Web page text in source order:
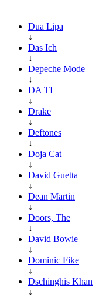
Dua Lipa
↓
Das Ich
↓
Depeche Mode
↓
DA TI
↓
Drake
↓
Deftones
↓
Doja Cat
↓
David Guetta
↓
Dean Martin
↓
Doors, The
↓
David Bowie
↓
Dominic Fike
↓
Dschinghis Khan
↓